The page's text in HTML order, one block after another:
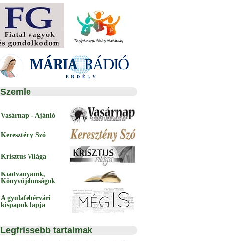
Szemle
Vasárnap - Ajánló
Keresztény Szó
Krisztus Világa
Kiadványaink,
Könyvújdonságok
A gyulafehérvári
kispapok lapja
Legfrissebb tartalmak